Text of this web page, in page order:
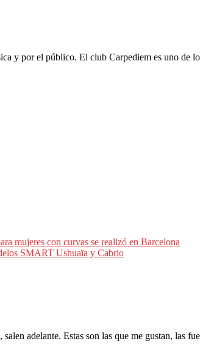
y por el público. El club Carpediem es uno de
mujeres con curvas se realizó en Barcelona
SMART Ushuaïa y Cabrio
adelante. Estas son las que me gustan, las